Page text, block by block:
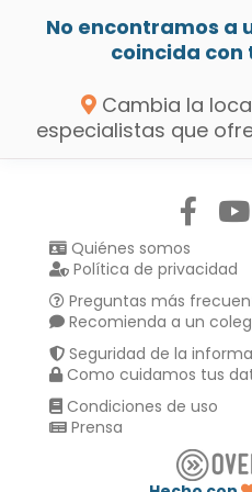
No encontramos a
coincida con
Cambia la
especialistas que
Quiénes somos
Política de privacidad
Preguntas más
Recomienda a un
Seguridad de la
Como cuidamos tus
Condiciones de uso
Prensa